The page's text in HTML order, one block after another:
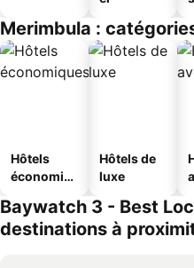
s
Merimbula :
Hôtels
économiq
Hôtels de
luxe
Baywatch 3 - Best
destinations à